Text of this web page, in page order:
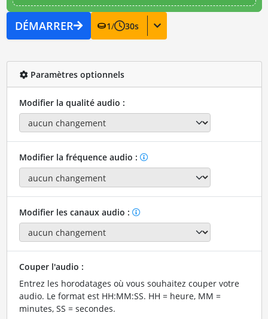
DÉMARRER 1/ 30s
Paramètres optionnels
Modifier la qualité audio :
Modifier la fréquence audio :
Modifier les canaux audio :
Couper l'audio :
Entrez les horodatages où vous souhaitez couper votre
audio. Le format est HH:MM:SS. HH = heure, MM =
minutes, SS = secondes.